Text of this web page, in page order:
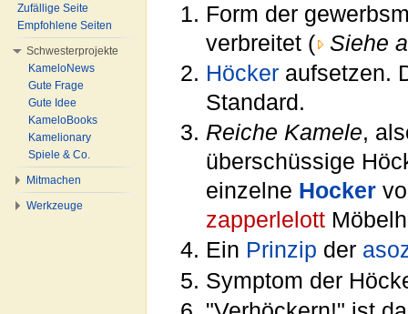
Form der
verbreitet ( Siehe
Höckeraufsetzen.
Standard.
Reiche Kamele,
überschüssige
einzelne Hocker
zapperlelott
Ein Prinzip der
Symptom der
Zufällige Seite
Empfohlene Seiten
Schwesterprojekte
KameloNews
Gute Frage
Gute Idee
KameloBooks
Kamelionary
Spiele & Co.
Mitmachen
Werkzeuge